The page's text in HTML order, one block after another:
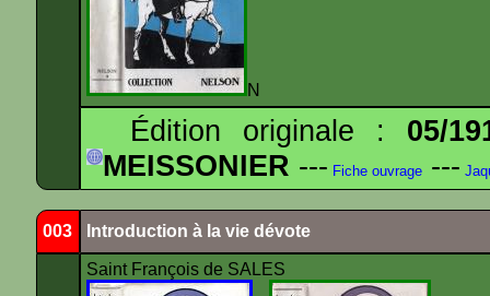
N
Édition originale : 05/
MEISSONIER --- Fiche ouvrage ---
003 Introduction à la vie dévote
Saint François de SALES